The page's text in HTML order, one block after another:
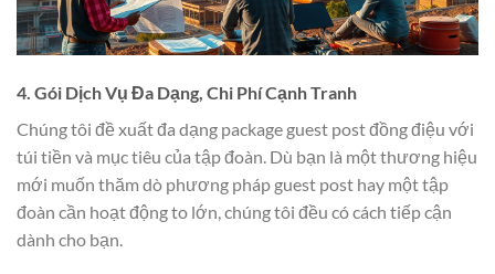
4. Gói Dịch Vụ Đa Dạng, Chi Phí Cạnh Tranh
Chúng tôi đề xuất đa dạng package guest post đồng điệu với
túi tiền và mục tiêu của tập đoàn. Dù bạn là một thương hiệu
mới muốn thăm dò phương pháp guest post hay một tập
đoàn cần hoạt động to lớn, chúng tôi đều có cách tiếp cận
dành cho bạn.